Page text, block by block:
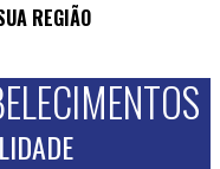
REGIÃO